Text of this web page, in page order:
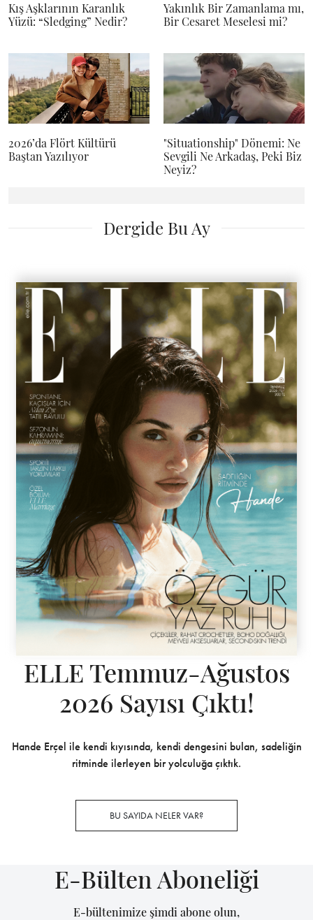
Kış Aşklarının Karanlık
Yüzü: “Sledging” Nedir?
Yakınlık Bir Zamanlama mı,
Bir Cesaret Meselesi mi?
2026’da Flört Kültürü
Baştan Yazılıyor
"Situationship" Dönemi: Ne
Sevgili Ne Arkadaş, Peki Biz
Neyiz?
Dergide Bu Ay
ELLE Temmuz-Ağustos
2026 Sayısı Çıktı!
Hande Erçel ile kendi kıyısında, kendi dengesini bulan, sadeliğin
ritminde ilerleyen bir yolculuğa çıktık.
BU SAYIDA NELER VAR?
E-Bülten Aboneliği
E-bültenimize şimdi abone olun,